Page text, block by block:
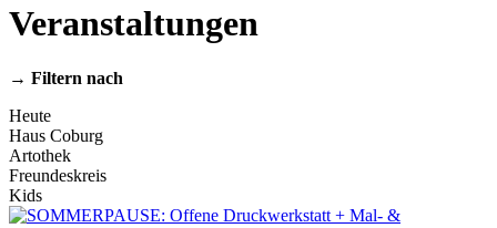
Veranstaltungen
→ Filtern nach
Heute
Haus Coburg
Artothek
Freundeskreis
Kids